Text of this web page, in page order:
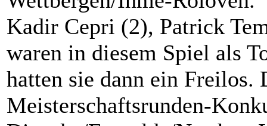
Kadir Cepri (2), Patrick
waren in diesem Spiel als
hatten sie dann ein Freilos.
Meisterschaftsrunden-